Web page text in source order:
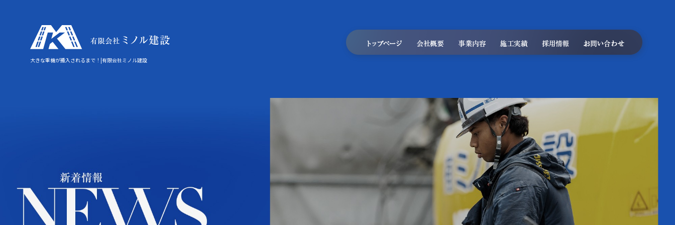
大きな重機が搬入されるまで！|有限会社ミノル建設